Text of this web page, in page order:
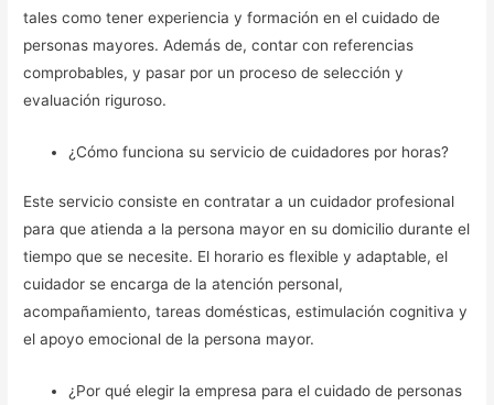
tales como tener experiencia y formación en el cuidado de
personas mayores. Además de, contar con referencias
comprobables, y pasar por un proceso de selección y
evaluación riguroso.
¿Cómo funciona su servicio de cuidadores por horas?
Este servicio consiste en contratar a un cuidador profesional
para que atienda a la persona mayor en su domicilio durante el
tiempo que se necesite. El horario es flexible y adaptable, el
cuidador se encarga de la atención personal,
acompañamiento, tareas domésticas, estimulación cognitiva y
el apoyo emocional de la persona mayor.
¿Por qué elegir la empresa para el cuidado de personas